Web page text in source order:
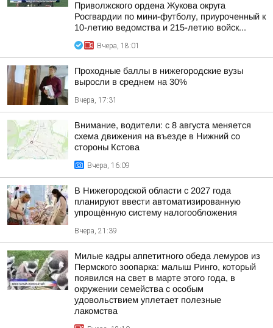
Приволжского ордена Жукова округа
Росгвардии по мини-футболу, приуроченный к
10-летию ведомства и 215-летию войск...
Вчера, 18:01
Проходные баллы в нижегородские вузы
выросли в среднем на 30%
Вчера, 17:31
Внимание, водители: с 8 августа меняется
схема движения на въезде в Нижний со
стороны Кстова
Вчера, 16:09
В Нижегородской области с 2027 года
планируют ввести автоматизированную
упрощённую систему налогообложения
Вчера, 21:39
Милые кадры аппетитного обеда лемуров из
Пермского зоопарка: малыш Ринго, который
появился на свет в марте этого года, в
окружении семейства с особым
удовольствием уплетает полезные
лакомства